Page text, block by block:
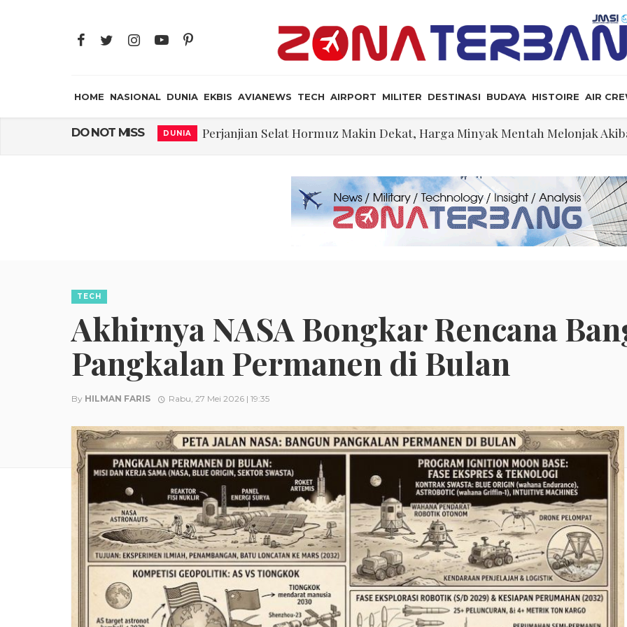
HOME NASIONAL DUNIA EKBIS AVIANEWS TECH AIRPORT MILITER DESTINASI BUDAYA HISTOIRE AIR
DO NOT MISS DUNIA Perjanjian Selat Hormuz Makin Dekat, Harga Minyak Mentah Melonjak
Gegara Stok Amunisi dan Rudal Menipis, Hubungan Presiden dan Menhan
Filsafat “Toy Story”
Abdul El-Sayed Selangkah Lagi Menuju Senat AS
Tiongkok Pamerkan Jet Pembom H-6N
TECH
Akhirnya NASA Bongkar Rencana
Pangkalan Permanen di Bulan
By HILMAN FARIS Rabu, 27 Mei 2026 | 19:35